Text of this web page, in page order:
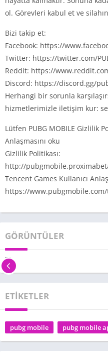
ol. Görevleri kabul et ve
Bizi takip et:
Facebook: https://
Twitter: https://twitter.com/
Reddit: https://
Discord: https://discord.gg/
Herhangi bir sorunla
hizmetlerimizle iletişim kur:
Lütfen PUBG MOBILE Gizlilik
Anlaşmasını oku
Gizlilik Politikası:
http://
Tencent Games Kullanıcı
https://
GÖRÜNTÜLER
ETİKETLER
pubg mobile pubg mobile